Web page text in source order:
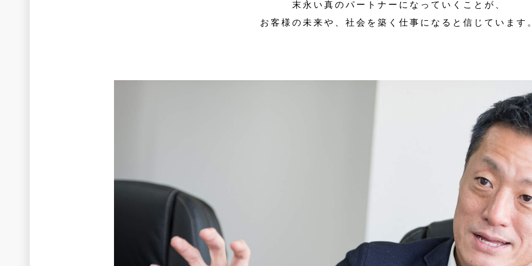
末永い真のパートナーになっていくことが、
お客様の未来や、社会を築く仕事になると信じています